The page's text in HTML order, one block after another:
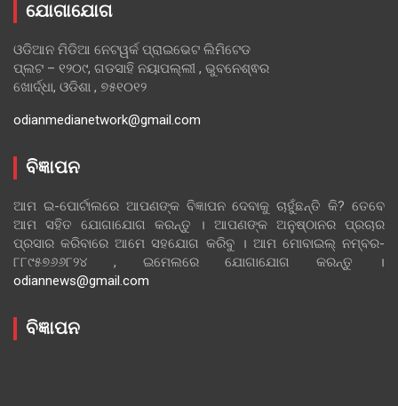
ଯୋଗାଯୋଗ
ଓଡିଆନ ମିଡିଆ ନେଟୱର୍କ ପ୍ରାଇଭେଟ ଲିମିଟେଡ
ପ୍ଲଟ – ୧୨୦୯, ଗଡସାହି ନୟାପଲ୍ଲୀ , ଭୁବନେଶ୍ଵର
ଖୋର୍ଦ୍ଧା, ଓଡିଶା , ୭୫୧୦୧୨
odianmedianetwork@gmail.com
ବିଜ୍ଞାପନ
ଆମ ଇ-ପୋର୍ଟାଲରେ ଆପଣଙ୍କ ବିଜ୍ଞାପନ ଦେବାକୁ ଚାହୁଁଛନ୍ତି କି? ତେବେ
ଆମ ସହିତ ଯୋଗାଯୋଗ କରନ୍ତୁ । ଆପଣଙ୍କ ଅନୁଷ୍ଠାନର ପ୍ରଚାର
ପ୍ରସାର କରିବାରେ ଆମେ ସହଯୋଗ କରିବୁ । ଆମ ମୋବାଇଲ୍ ନମ୍ବର-
୮୮୯୫୭୬୬୮୨୪ , ଇମେଲରେ ଯୋଗାଯୋଗ କରନ୍ତୁ ।
odiannews@gmail.com
ବିଜ୍ଞାପନ